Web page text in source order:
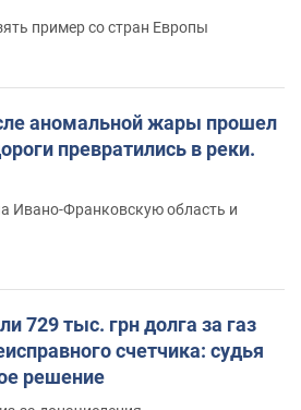
пример со стран Европы
аномальной жары прошел
превратились в реки.
Ивано-Франковскую область и
729 тыс. грн долга за газ
счетчика: судья
решение